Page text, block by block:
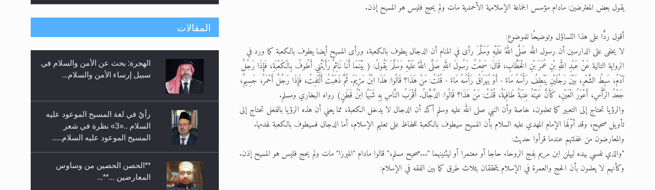
يقول بعض المعترضين: مادام مؤسس الجماعة الإسلامية الأحمدية مات ولم يحج فليس هو المسيح إذن.
أقول ردًّا على هذا التساؤل وتوضيحًا للموضوع:
لا يخفى على الدارسين أن رسول الله صَلَّى اللهُ عَلَيْهِ وَسَلَّمَ رأى في المنام أن الدجال يطوف بالكعبة، ورأى المسيح أيضا يطوف بالكعبة كما ورد في
الرواية التالية عَنْ عَبْدِ اللهِ بْنِ عُمَرَ بْنِ الْخَطَّابِ، قَالَ: سَمِعْتُ رَسُولَ اللهِ صَلَّى اللهُ عَلَيْهِ وَسَلَّمَ يَقُولُ: ( بَيْنَمَا أَنَا نَائِمٌ رَأَيْتُنِي أَطُوفُ بِالْكَعْبَةِ، فَإِذَا رَجُلٌ
آدَمُ، سَبِطُ الشَّعْرِ، بَيْنَ رَجُلَيْنِ يَنْطِفُ رَأْسُهُ مَاءً - أَوْ يُهَرَاقُ رَأْسُهُ مَاءً - قُلْتُ: مَنْ هَذَا؟ قَالُوا: هَذَا ابْنُ مَرْيَمَ. ثُمَّ ذَهَبْتُ أَلْتَفِتُ، فَإِذَا رَجُلٌ أَحْمَرُ، جَسِيمٌ،
جَعْدُ الرَّأْسِ، أَعْوَرُ الْعَيْنِ، كَأَنَّ عَيْنَهُ عِنَبَةٌ طَافِيَةٌ، قُلْتُ: مَنْ هَذَا؟ قَالُوا: الدَّجَّالُ. أَقْرَبُ النَّاسِ بِهِ شَبَهًا ابْنُ قَطَنٍ) رواه البخاري ومسلم.
والرؤيا تحتاج إلی التعبير كما تعلمون، خاصة وأن النبي صلى الله عليه وسلم أكد أن الدجال لا يدخل الكعبة، مما يعني أن هذه الرؤيا بالفعل تحتاج إلى
تأويل صحيح، وقد أوّلَها الإمام المهدي عليه السلام بأن المسيح سيطوف بالكعبة للحفاظ على تعليم الإسلام، أما الدجال فسيطوف بالكعبة لهدمها.
والمعارضون من غفلتهم عندما قرأوا حديث:
"والذي نفسي بيده ليهلن ابن مريم بفج الروحاء حاجا أو معتمرا أو ليثنينهما "...صحيح مسلم،" قالوا مادام "الميرزا" مات ولم يحج فليس هو المسيح إذن.
وكأنهم لا يعلمون بأن الحج والعمرة في الإسلام يتحققان بثلاث طرق كما بين الفقه في الإسلام:
إتمام حفظ القرآن الكريم لثلاثة
حفل توزيع الشهادات في الجامعة
الأحمدية بنيجيريا لعام 2025
المقالات
الهجرة: بحث عن الأمن والسلام في
سبيل إرساء الأمن والسلام...
رأيٌ في لغة المسيح الموعود عليه
السلام ..«3» نظرة في شعر
المسيح الموعود عليه السلام.....
**الحصن الحصين من وساوس
المعارضين ...**...